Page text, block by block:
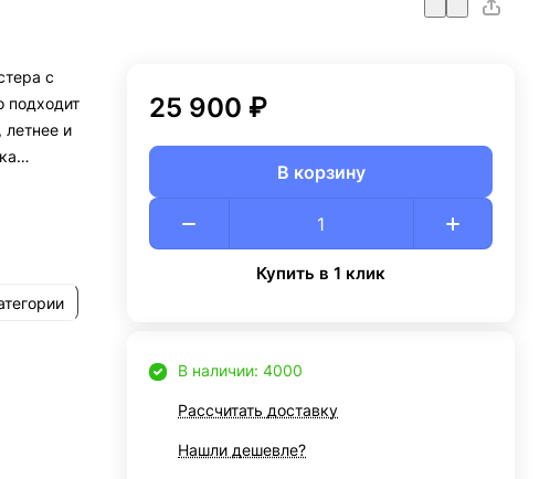
с
подходит
летнее и
25 900 ₽
В корзину
Купить в 1 клик
В наличии: 4000
Рассчитать доставку
Нашли дешевле?